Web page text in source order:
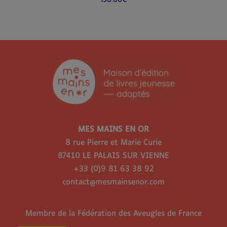
MES MAINS EN OR
8 rue Pierre et Marie Curie
87410 LE PALAIS SUR VIENNE
+33 (0)9 81 63 38 92
contact@mesmainsenor.com
Membre de la Fédération des Aveugles de France